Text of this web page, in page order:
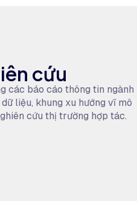
cứu
các báo cáo thông tin ngành
liệu, khung xu hướng vĩ mô
cứu thị trường hợp tác.